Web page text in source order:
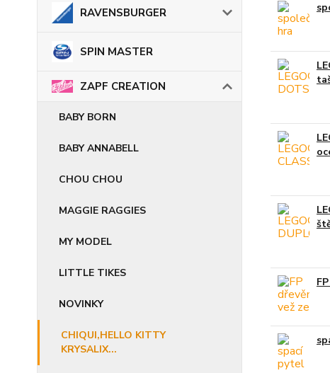
RAVENSBURGER
SPIN MASTER
ZAPF CREATION
BABY BORN
BABY ANNABELL
CHOU CHOU
MAGGIE RAGGIES
MY MODEL
LITTLE TIKES
NOVINKY
CHIQUI,HELLO KITTY
KRYSALIX...